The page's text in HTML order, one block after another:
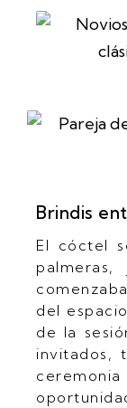
Brindis
El cóctel
del
de la
invitados,